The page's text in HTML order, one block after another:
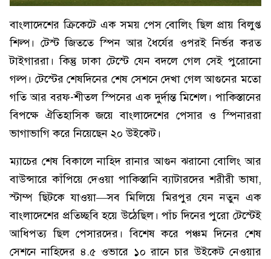
বাংলাদেশের ক্রিকেটে এক সময় পেস বোলিং ছিল প্রায় বিলুপ্ত
শিল্প। টেস্ট জিততে স্পিন আর ধৈর্যের ওপরই নির্ভর করত
টাইগাররা। কিন্তু ঢাকা টেস্টে যেন বদলে গেল সেই পুরোনো
গল্প। টেস্টের শেষদিনের শেষ সেশনে দেখা গেল আগুনের মতো
গতি আর বরফ-শীতল স্পিনের এক দুর্দান্ত মিশেল। পাকিস্তানের
বিপক্ষে ঐতিহাসিক জয়ে বাংলাদেশের পেসার ও স্পিনাররা
ভাগাভাগি করে নিয়েছেন ২০ উইকেট।
ম্যাচের শেষ বিকালে নাহিদ রানার আগুন ঝরানো বোলিং আর
বাউন্সারে কাঁপিয়ে দেওয়া পাকিস্তানি ব্যাটারদের শরীরী ভাষা,
স্টাম্প ছিটকে যাওয়া—সব মিলিয়ে মিরপুর যেন নতুন এক
বাংলাদেশের প্রতিচ্ছবি হয়ে উঠেছিল। পাঁচ দিনের পুরো টেস্টেই
আধিপত্য ছিল পেসারদের। বিশেষ করে পঞ্চম দিনের শেষ
সেশনে নাহিদের ৪.৫ ওভারে ১০ রানে চার উইকেট নেওয়ার